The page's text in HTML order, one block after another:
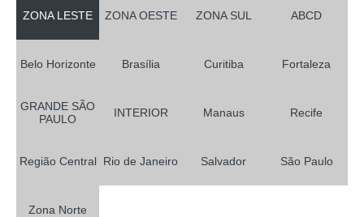
ZONA LESTE ZONA OESTE ZONA SUL ABCD
Belo Horizonte Brasília Curitiba Fortaleza
GRANDE SÃO
PAULO
INTERIOR Manaus Recife
Região Central Rio de Janeiro Salvador São Paulo
Zona Norte